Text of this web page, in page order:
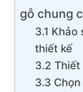
gỗ chung
3.1
thiết kế
3.2
3.3